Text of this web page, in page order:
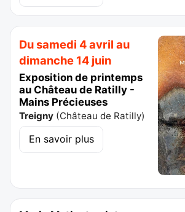
Du samedi 4 avril au
dimanche 14 juin
Exposition de printemps
au Château de Ratilly -
Mains Précieuses
Treigny (Château de Ratilly)
En savoir plus